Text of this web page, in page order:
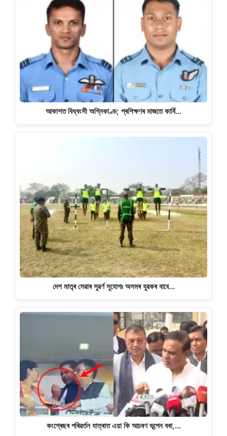
আকাশত বিধ্বংসী অগ্নিকাণ্ড; প্ৰশিক্ষণৰ মাজতে কাৰ্বি…
দেশ মাতৃৰ সেৱাৰ সুৱৰ্ণ সুযোগঃ অসমৰ যুৱকৰ বাবে…
কংগ্ৰেছৰ পৰিৱৰ্তন যাত্ৰাত এয়া কি আচৰণ ভূপেন বৰা,…